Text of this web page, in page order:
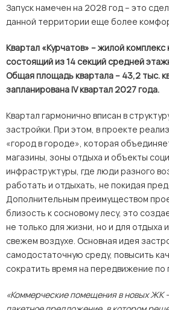
Запуск намечен на 2028 год – это
данной территории еще более
Квартал «Курчатов» – жилой
состоящий из 14 секций средней
Общая площадь квартала – 43,2 тыс.
запланированаIVквартал 2027 года.
Квартал гармонично вписан в
застройки. При этом, в проекте
«город в городе», которая
магазины, зоны отдыха и объекты
инфраструктуры, где люди разного
работать и отдыхать, не покидая
Дополнительным преимуществом
близость к сосновому лесу, это
не только для жизни, но и для отдыха
свежем воздухе. Основная идея
самодостаточную среду, повысить
сократить время на передвижение по
«Коммерческие помещения в новых ЖК